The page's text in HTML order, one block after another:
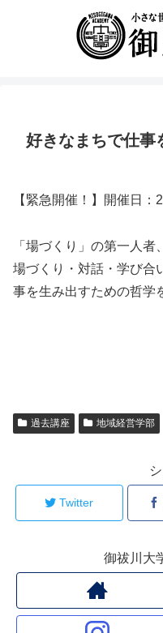
好きなまちで仕事
【緊急開催！】開催日
「場づくり」の第一人
場づくり・対話・学び合
事を生み出すための哲学
過去講座 地域経営学部
Twitter
御祓川大